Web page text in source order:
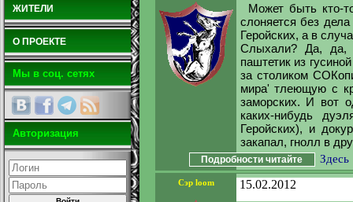
ЖИТЕЛИ
О ПРОЕКТЕ
Мы в соц. сетях
Авторизация
Может быть кто-
слоняется без
Геройских, а в
Слыхали? Да, да,
паштетик из
за столиком
мира' тлеющую с
заморских. И вот
каких-нибудь
Геройских), и
закапал, гнолл в
Подробности читайте Здесь
Сэр loom 15.02.2012